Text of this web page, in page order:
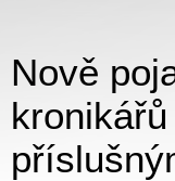
Nově